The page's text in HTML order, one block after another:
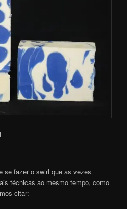
se fazer o swirl que as vezes
técnicas ao mesmo tempo, como
citar: